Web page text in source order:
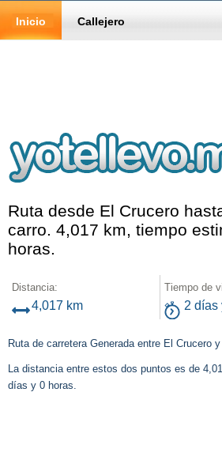
Inicio Callejero
Ruta desde El Crucero
carro. 4,017 km, tiempo
horas.
Distancia:
4,017 km
Tiempo de
2 días
Ruta de carretera Generada entre El Crucero
La distancia entre estos dos puntos es de
días y 0 horas.